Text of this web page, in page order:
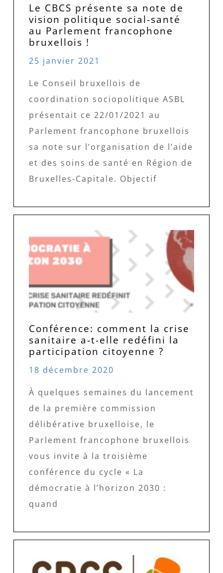
Le CBCS présente sa note de
vision politique social-santé
au Parlement francophone
bruxellois !
25 janvier 2021
Le Conseil bruxellois de
coordination sociopolitique ASBL
présentait ce 22/01/2021 au
Parlement francophone bruxellois
sa note sur l’organisation de l’aide
et des soins de santé en Région de
Bruxelles-Capitale. Objectif
Conférence: comment la crise
sanitaire a-t-elle redéfini la
participation citoyenne ?
18 décembre 2020
À quelques semaines du lancement
de la première commission
délibérative bruxelloise, le
Parlement francophone bruxellois
vous invite à la troisième
conférence du cycle « La
démocratie à l’horizon 2030 :
quand